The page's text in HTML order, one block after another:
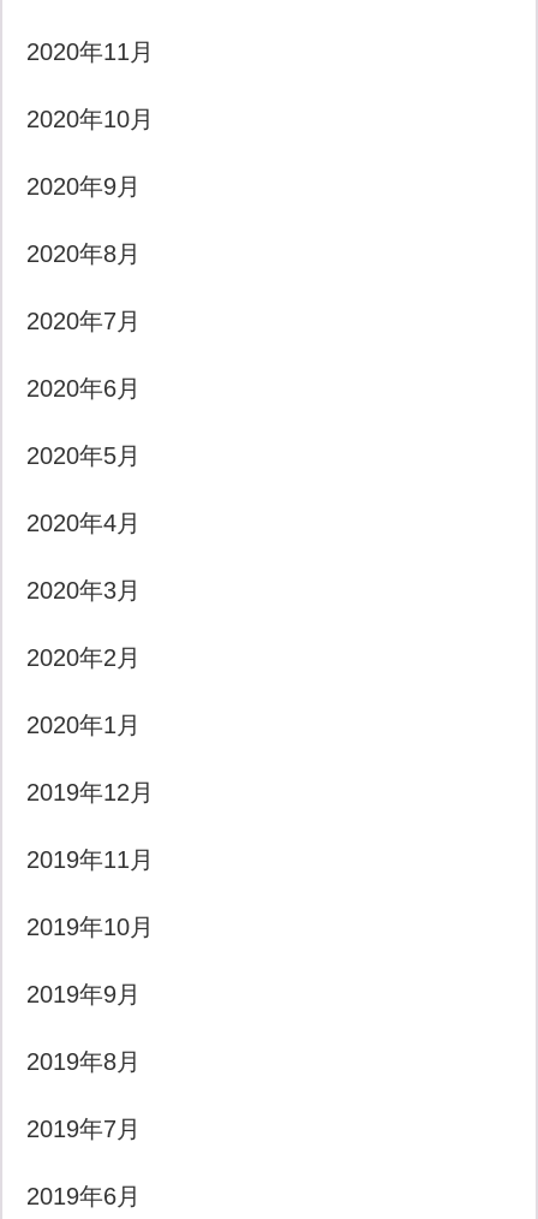
2020年11月
2020年10月
2020年9月
2020年8月
2020年7月
2020年6月
2020年5月
2020年4月
2020年3月
2020年2月
2020年1月
2019年12月
2019年11月
2019年10月
2019年9月
2019年8月
2019年7月
2019年6月